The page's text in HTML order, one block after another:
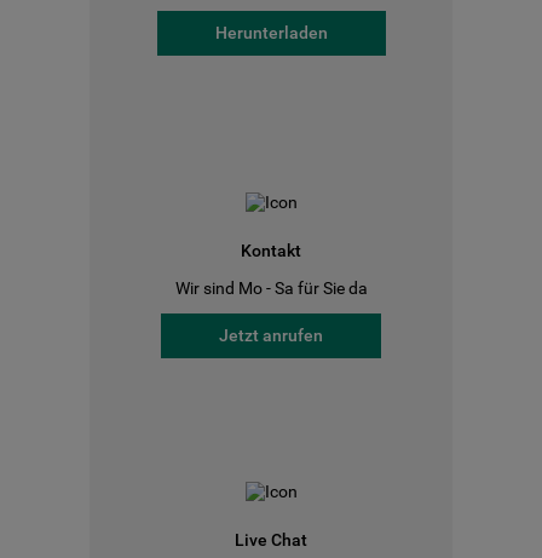
Herunterladen
Kontakt
Wir sind Mo - Sa für Sie da
Jetzt anrufen
Live Chat